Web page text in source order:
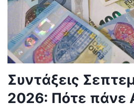
Συντάξεις
2026: Πότε πάνε